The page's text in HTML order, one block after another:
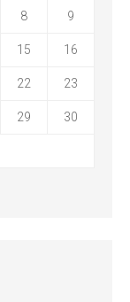
8 9
15 16
22 23
29 30